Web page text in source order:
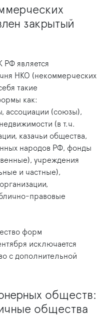
закрытый
РФ является
НКО (некоммерческих
такие
как:
ассоциации (союзы),
(в т.ч.
казачьи общества,
народов РФ, фонды
учреждения
и частные),
правовые
форм
исключается
с дополнительной
обществ:
общества